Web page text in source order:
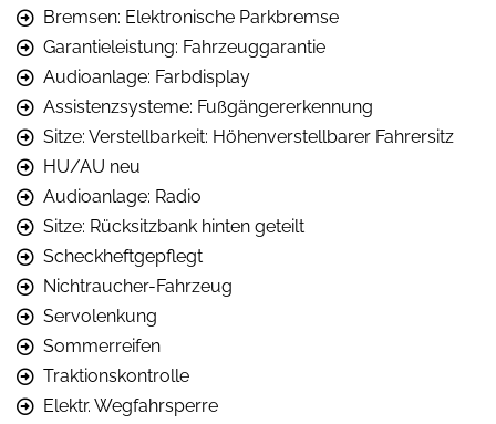
Bremsen: Elektronische Parkbremse
Garantieleistung: Fahrzeuggarantie
Audioanlage: Farbdisplay
Assistenzsysteme: Fußgängererkennung
Sitze: Verstellbarkeit: Höhenverstellbarer Fahrersitz
HU/AU neu
Audioanlage: Radio
Sitze: Rücksitzbank hinten geteilt
Scheckheftgepflegt
Nichtraucher-Fahrzeug
Servolenkung
Sommerreifen
Traktionskontrolle
Elektr. Wegfahrsperre